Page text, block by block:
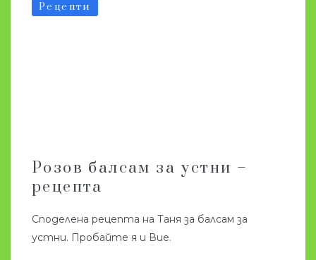
Рецепти
Розов балсам за устни –
рецепта
Споделена рецепта на Таня за балсам за
устни. Пробайте я и Вие.